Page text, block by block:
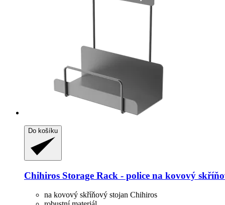
Do košíku
Chihiros Storage Rack -​ police na kovový
na kovový skříňový stojan Chihiros